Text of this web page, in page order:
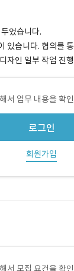
었습니다.
있습니다. 협의를
자인 일부 작업 진
서 업무 내용을 확
로그인
회원가입
서 모집 요건을 확